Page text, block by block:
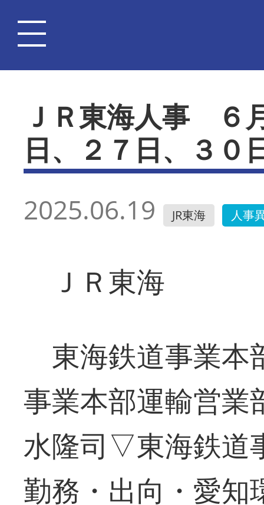
ＪＲ東海人事 ６
日、２７日、３０
2025.06.19 JR東海 人事
ＪＲ東海
東海鉄道事業本
事業本部運輸営業
水隆司▽東海鉄道
勤務・出向・愛知